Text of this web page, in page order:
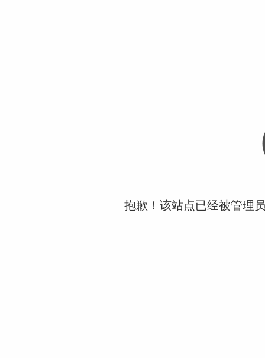
抱歉！该站点已经被管理